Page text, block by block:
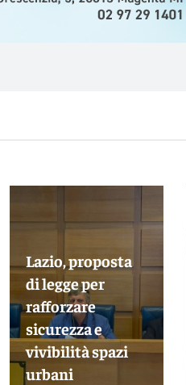
Lazio, proposta
di legge per
rafforzare
sicurezza e
vivibilità spazi
urbani